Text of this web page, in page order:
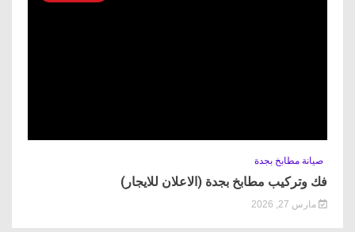
صيانة مطابخ بجدة
فك وتركيب مطابخ بجدة (الاعلان للايجار)
مارس 27, 2026